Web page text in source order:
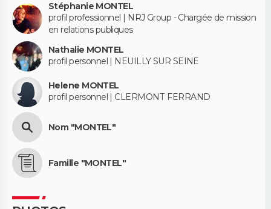
Stéphanie MONTEL
profil professionnel | NRJ Group - Chargée de mission
en relations publiques
Nathalie MONTEL
profil personnel | NEUILLY SUR SEINE
Helene MONTEL
profil personnel | CLERMONT FERRAND
Nom "MONTEL"
Famille "MONTEL"